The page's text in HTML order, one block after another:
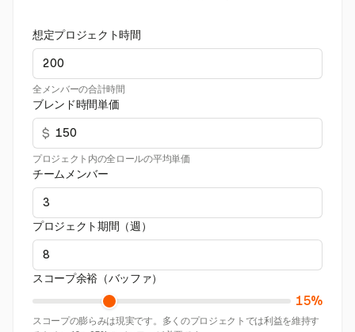
想定プロジェクト時間
全メンバーの合計時間
ブレンド時間単価
$
プロジェクト内の全ロールの平均単価
チームメンバー
プロジェクト期間（週）
スコープ余裕（バッファ）
15%
スコープの膨らみは現実です。多くのプロジェクトでは利益を維持す